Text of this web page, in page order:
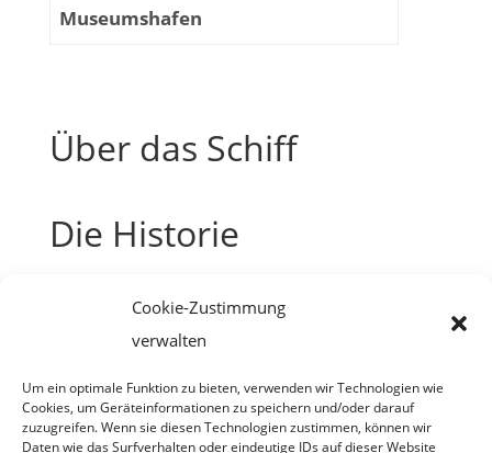
Cookie-Zustimmung
verwalten
Um ein optimale Funktion zu bieten, verwenden wir Technologien wie
Cookies, um Geräteinformationen zu speichern und/oder darauf
zuzugreifen. Wenn sie diesen Technologien zustimmen, können wir
Daten wie das Surfverhalten oder eindeutige IDs auf dieser Website
Museumshafen
Über das Schiff
Die Historie